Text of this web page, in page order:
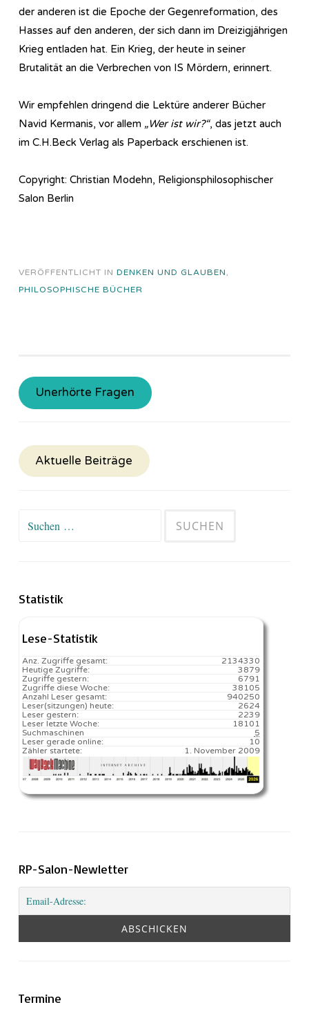
der anderen ist die Epoche der Gegenreformation, des
Hasses auf den anderen, der sich dann im Dreizigjährigen
Krieg entladen hat. Ein Krieg, der heute in seiner
Brutalität an die Verbrechen von IS Mördern, erinnert.
Wir empfehlen dringend die Lektüre anderer Bücher
Navid Kermanis, vor allem „Wer ist wir?“, das jetzt auch
im C.H.Beck Verlag als Paperback erschienen ist.
Copyright: Christian Modehn, Religionsphilosophischer
Salon Berlin
VERÖFFENTLICHT IN DENKEN UND GLAUBEN,
PHILOSOPHISCHE BÜCHER
Unerhörte Fragen
Aktuelle Beiträge
Suchen
Statistik
Lese-Statistik
2134330
Anz. Zugriffe gesamt:
3879
Heutige Zugriffe:
6791
Zugriffe gestern:
38105
Zugriffe diese Woche:
940250
Anzahl Leser gesamt:
2624️
Leser(sitzungen) heute:
2239
Leser gestern:
18101️
Leser letzte Woche:
5
Suchmaschinen
10
Leser gerade online:
1. November 2009
Zähler startete:
RP-Salon-Newletter
Termine